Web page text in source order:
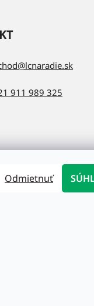
Odmietnuť
@lcnaradie.sk
911 989 325